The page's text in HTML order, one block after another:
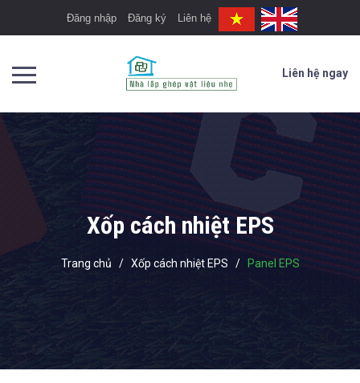
Đăng nhập Đăng ký Liên hệ
Liên hệ ngay
Xốp cách nhiệt EPS
Trang chủ / Xốp cách nhiệt EPS / Panel EPS